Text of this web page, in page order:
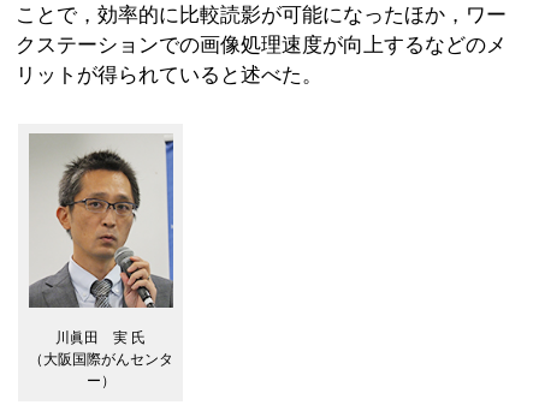
ことで，効率的に比較読影が可能になったほか，ワー
クステーションでの画像処理速度が向上するなどのメ
リットが得られていると述べた。
川眞田 実 氏
（大阪国際がんセンタ
ー）